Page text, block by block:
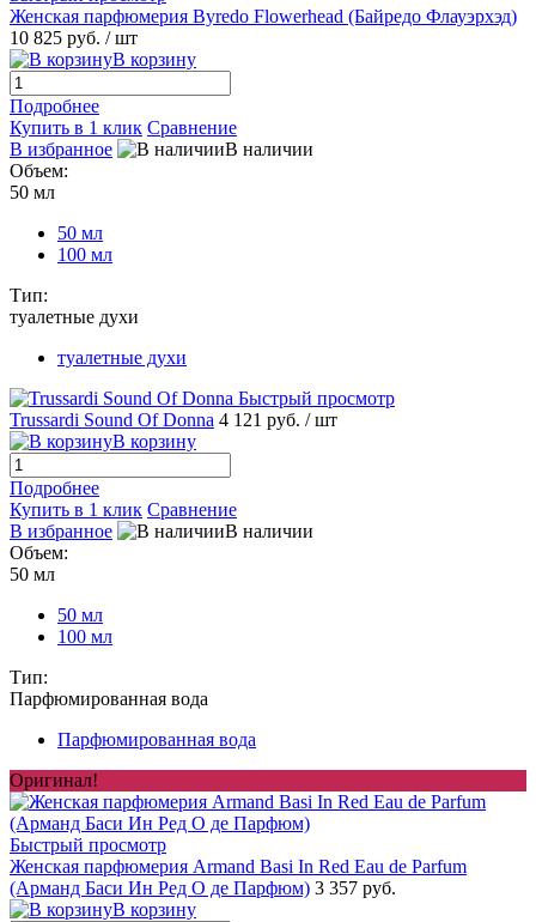
Женская парфюмерия Byredo Flowerhead (Байредо Флауэрхэд)
10 825 руб. / шт
В корзину
Подробнее
Купить в 1 клик Сравнение
В избранное
В наличии
Объем:
50 мл
50 мл
100 мл
Тип:
туалетные духи
туалетные духи
Быстрый просмотр
Trussardi Sound Of Donna 4 121 руб. / шт
В корзину
Подробнее
Купить в 1 клик Сравнение
В избранное
В наличии
Объем:
50 мл
50 мл
100 мл
Тип:
Парфюмированная вода
Парфюмированная вода
Оригинал!
Быстрый просмотр
Женская парфюмерия Armand Basi In Red Eau de Parfum
(Арманд Баси Ин Ред О де Парфюм) 3 357 руб.
В корзину